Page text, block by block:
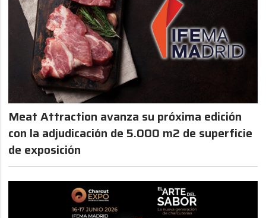
Meat Attraction avanza su próxima edición
con la adjudicación de 5.000 m2 de superficie
de exposición